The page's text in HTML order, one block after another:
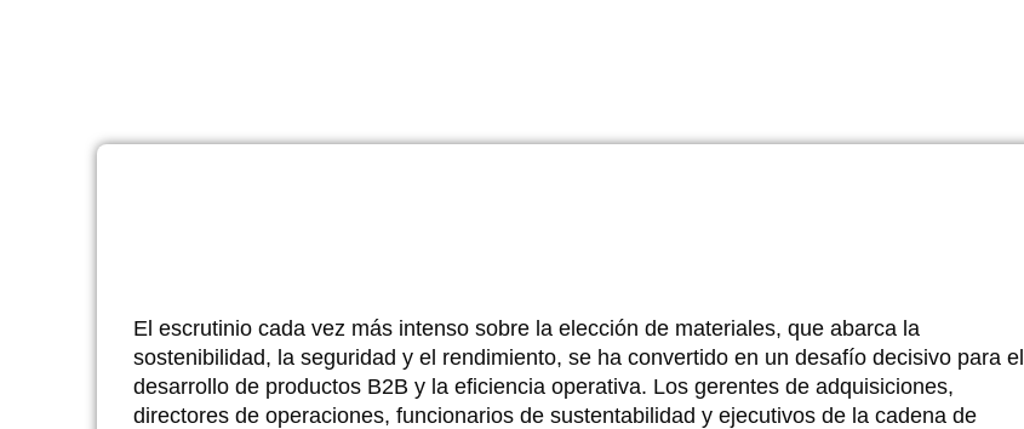
El escrutinio cada vez más intenso sobre la elección de materiales, que abarca la
sostenibilidad, la seguridad y el rendimiento, se ha convertido en un desafío decisivo para el
desarrollo de productos B2B y la eficiencia operativa. Los gerentes de adquisiciones,
directores de operaciones, funcionarios de sustentabilidad y ejecutivos de la cadena de